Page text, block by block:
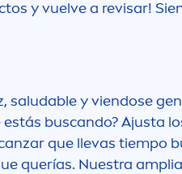
y vuelve a revisar!
y viendose
buscando? Ajusta
que llevas tiempo
querías. Nuestra